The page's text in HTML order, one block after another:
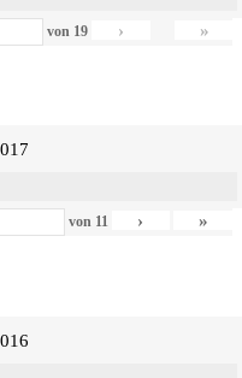
von 19 › »
von 11 › »